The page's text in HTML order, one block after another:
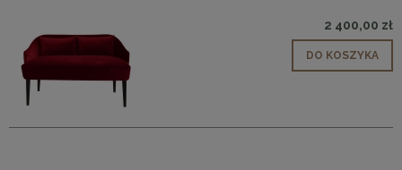
2 400,00 zł
DO KOSZYKA